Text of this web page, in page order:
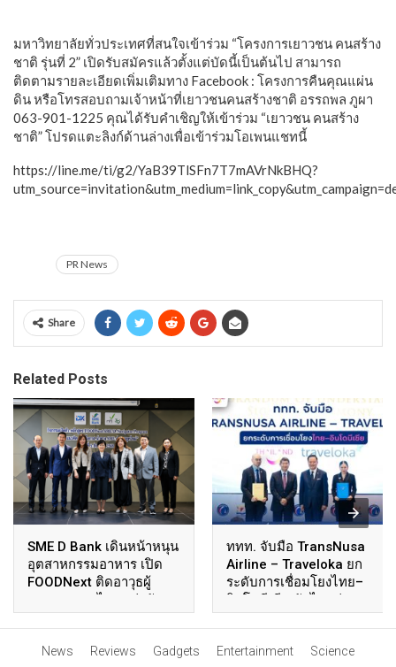
มหาวิทยาลัยทั่วประเทศที่สนใจเข้าร่วม “โครงการเยาวชน คนสร้าง
ชาติ รุ่นที่ 2” เปิดรับสมัครแล้วตั้งแต่บัดนี้เป็นต้นไป สามารถ
ติดตามรายละเอียดเพิ่มเติมทาง Facebook : โครงการคืนคุณแผ่น
ดิน หรือโทรสอบถามเจ้าหน้าที่เยาวชนคนสร้างชาติ อรรถพล ภูผา
063-901-1225 คุณได้รับคำเชิญให้เข้าร่วม “เยาวชน คนสร้าง
ชาติ” โปรดแตะลิงก์ด้านล่างเพื่อเข้าร่วมโอเพนแชทนี้
https://line.me/ti/g2/YaB39TlSFn7T7mAVrNkBHQ?
PR News
Share
Related Posts
SME D Bank เดินหน้าหนุน
อุตสาหกรรมอาหาร เปิด
FOODNext ติดอาวุธผู้
ประกอบการไทยแข่งขัน
เวทีโลก
ททท. จับมือ TransNusa
Airline – Traveloka ยก
ระดับการเชื่อมโยงไทย–
อินโดนีเซีย ดันไทยสู่จุด
หมายปลายทางคุณภาพ
และ Muslim-Friendly
News Reviews Gadgets Entertainment
Science